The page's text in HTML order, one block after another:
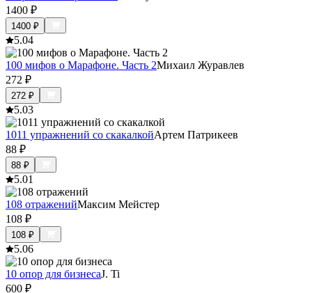
1400 ₽
1400 ₽
5.04
100 мифов о Марафоне. Часть 2Михаил Журавлев
272 ₽
272 ₽
5.03
1011 упражнений со скакалкойАртем Патрикеев
88 ₽
88 ₽
5.01
108 отраженийМаксим Мейстер
108 ₽
108 ₽
5.06
10 опор для бизнесаJ. Ti
600 ₽